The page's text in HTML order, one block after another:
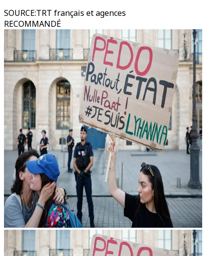
SOURCE:TRT français et agences
RECOMMANDÉ